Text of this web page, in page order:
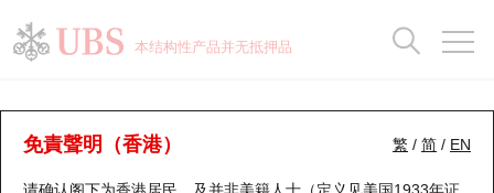
本结构性产品并无抵押品
繁 / 简 / EN
免責聲明（香港）
牛熊证分析仪
表现 街货统计 比较
瑞银认股证一览
街货统计
牛熊全景快搜
街货统计
十大升幅/跌幅
正股分析仪
持股比重
每月轮证大市专题